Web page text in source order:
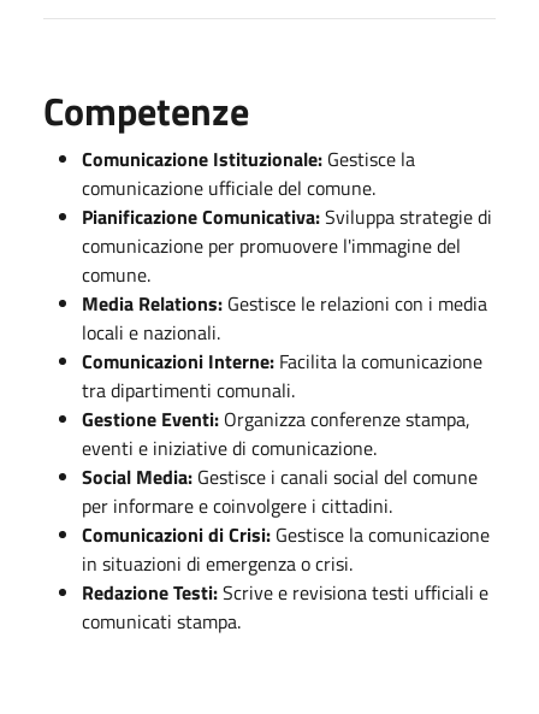
Competenze
Comunicazione Istituzionale: Gestisce la
comunicazione ufficiale del comune.
Pianificazione Comunicativa:Sviluppa strategie di
comunicazione per promuovere l'immagine del
comune.
Media Relations: Gestisce le relazioni con i media
locali e nazionali.
Comunicazioni Interne: Facilita la comunicazione
tra dipartimenti comunali.
Gestione Eventi: Organizza conferenze stampa,
eventi e iniziative di comunicazione.
Social Media: Gestisce i canali social del comune
per informare e coinvolgere i cittadini.
Comunicazioni di Crisi: Gestisce la comunicazione
in situazioni di emergenza o crisi.
Redazione Testi:Scrive e revisiona testi ufficiali e
comunicati stampa.